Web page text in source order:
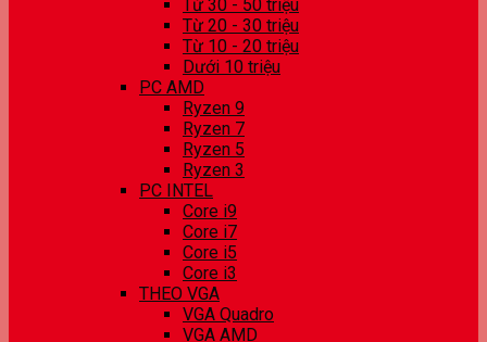
Từ 30 - 50 triệu
Từ 20 - 30 triệu
Từ 10 - 20 triệu
Dưới 10 triệu
PC AMD
Ryzen 9
Ryzen 7
Ryzen 5
Ryzen 3
PC INTEL
Core i9
Core i7
Core i5
Core i3
THEO VGA
VGA Quadro
VGA AMD